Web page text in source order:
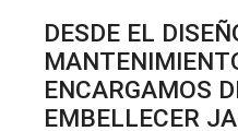
DESDE EL
ENCARGAMOS
EMBELLECER